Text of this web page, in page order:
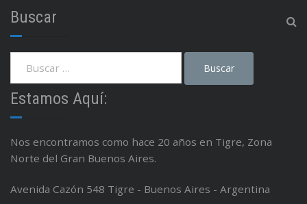
Buscar
Estamos Aquí:
Nos encontramos como hace 20 años en Tigre, Zona
Norte del Gran Buenos Aires.
Avenida Cazón 548 Tigre - Buenos Aires - Argentina